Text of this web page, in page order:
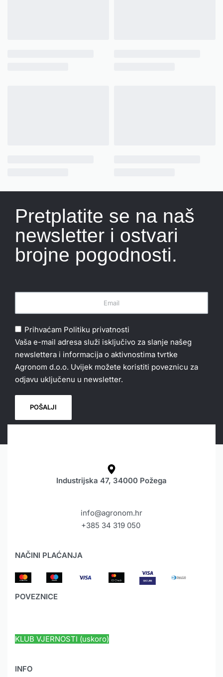
Pretplatite se na naš
newsletter i ostvari
brojne pogodnosti.
Prihvaćam Politiku privatnosti
Vaša e-mail adresa služi isključivo za slanje našeg
newslettera i informacija o aktivnostima tvrtke
Agronom d.o.o. Uvijek možete koristiti poveznicu za
odjavu uključenu u newsletter.
Industrijska 47, 34000 Požega
info@agronom.hr
+385 34 319 050
INFO
NAČINI PLAĆANJA
POVEZNICE
KLUB VJERNOSTI (uskoro)